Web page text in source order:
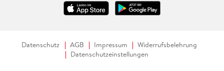
Datenschutz AGB Impressum
Widerrufsbelehrung
Datenschutzeinstellungen